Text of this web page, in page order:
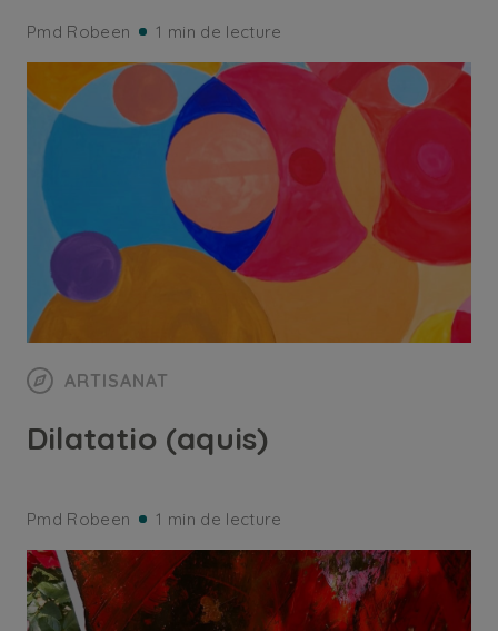
Pmd Robeen 1 min de lecture
ARTISANAT
Dilatatio (aquis)
Pmd Robeen 1 min de lecture